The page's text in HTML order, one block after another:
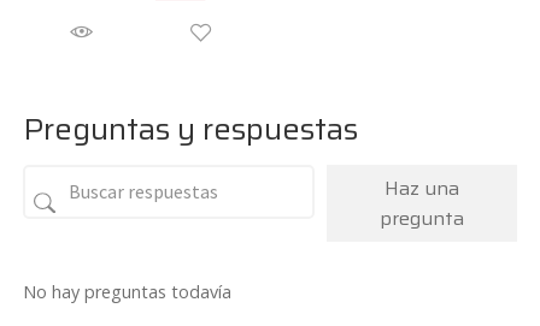
actual
Preguntas y respuestas
Haz una
pregunta
No hay preguntas todavía